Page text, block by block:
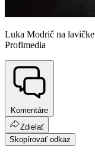
Luka Modrič na lavičke
Profimedia
Komentáre
Zdielať
Skopírovať odkaz